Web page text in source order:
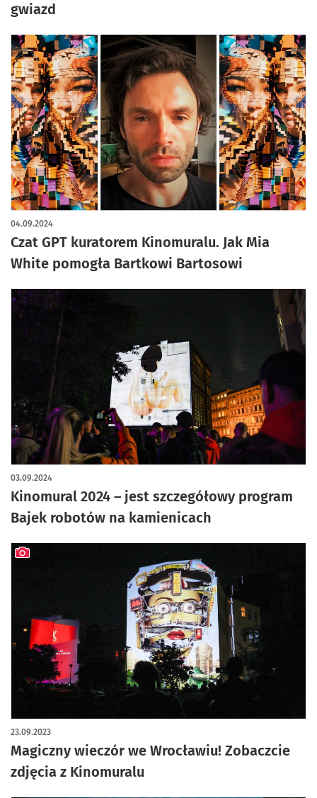
gwiazd
Czat GPT kuratorem Kinomuralu. Jak Mia
White pomogła Bartkowi Bartosowi
04.09.2024
Kinomural 2024 – jest szczegółowy program
Bajek robotów na kamienicach
03.09.2024
Magiczny wieczór we Wrocławiu! Zobaczcie
zdjęcia z Kinomuralu
23.09.2023
artykuł z galerią zdjęć